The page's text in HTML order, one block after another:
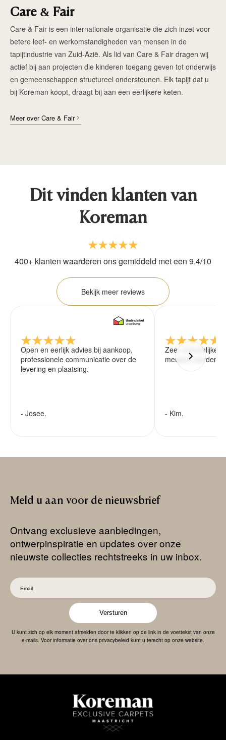
Care & Fair
Care & Fair is een internationale organisatie die zich inzet voor
betere leef- en werkomstandigheden van mensen in de
tapijtindustrie van Zuid-Azië. Als lid van Care & Fair dragen wij
actief bij aan projecten die kinderen toegang geven tot onderwijs
en gemeenschappen structureel ondersteunen. Elk tapijt dat u
bij Koreman koopt, draagt bij aan een eerlijkere keten.
Meer over Care & Fair
Dit vinden klanten van
Koreman
400+ klanten waarderen ons gemiddeld met een 9.4/10
Bekijk meer reviews
Open en eerlijk advies bij aankoop,
professionele communicatie over de
levering en plaatsing.
- Josee.
Zeer vriendelijke
meubels worden
- Kim.
Meld u aan voor de nieuwsbrief
Ontvang exclusieve aanbiedingen,
ontwerpinspiratie en updates over onze
nieuwste collecties rechtstreeks in uw inbox.
Versturen
U kunt zich op elk moment afmelden door te klikken op de link in de voettekst van onze
e-mails. Voor informatie over ons privacybeleid kunt u terecht op onze website.